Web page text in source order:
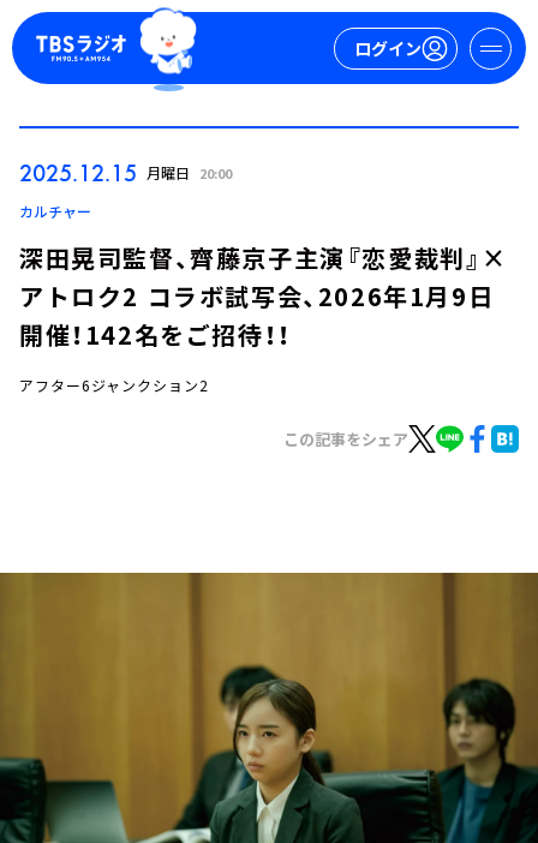
ログイン
イベント・グッズ
2025.12.15 月曜日 20:00
カルチャー
深田晃司監督、齊藤京子主演『恋愛裁判』×
アトロク2 コラボ試写会、2026年1月9日
開催！142名をご招待！！
アフター6ジャンクション2
この記事をシェア